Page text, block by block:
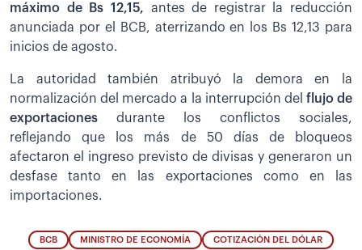
máximo de Bs 12,15, antes de registrar la reducción
anunciada por el BCB, aterrizando en los Bs 12,13 para
inicios de agosto.
La autoridad también atribuyó la demora en la
normalización del mercado a la interrupción del flujo de
exportaciones durante los conflictos sociales,
reflejando que los más de 50 días de bloqueos
afectaron el ingreso previsto de divisas y generaron un
desfase tanto en las exportaciones como en las
importaciones.
BCB MINISTRO DE ECONOMÍA COTIZACIÓN DEL DÓLAR